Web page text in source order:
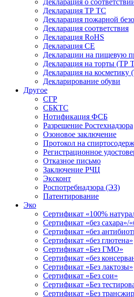
Декларация о
Декларация ТР ТС
Декларация пожарной
Декларация соответствия
Декларация RoHS
Декларация СЕ
Декларации на пищевую
Декларация на торты (ТР
Декларация на
Декларирование обуви
Другое
СГР
СБКТС
Нотификация ФСБ
Разрешение Ростехнадзора
Озоновое заключение
Протокол на
Регистрационное
Отказное письмо
Заключение РЧЦ
Эксконт
Роспотребнадзора (ЭЗ)
Патентирование
Эко
Сертификат «100%
Сертификат «без сахара»/
Сертификат «без
Сертификат «без глютена»
Сертификат «Без ГМО»
Сертификат «без
Сертификат «Без лактозы»
Сертификат «Без сои»
Сертификат «Без
Сертификат «Без